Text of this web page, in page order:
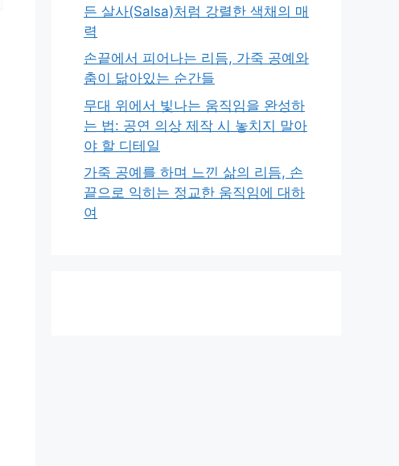
든 살사(Salsa)처럼 강렬한 색채의 매
력
손끝에서 피어나는 리듬, 가죽 공예와
춤이 닮아있는 순간들
무대 위에서 빛나는 움직임을 완성하
는 법: 공연 의상 제작 시 놓치지 말아
야 할 디테일
가죽 공예를 하며 느낀 삶의 리듬, 손
끝으로 익히는 정교한 움직임에 대하
여